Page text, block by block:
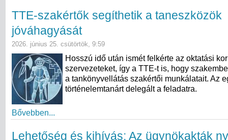
TTE-szakértők segíthetik a taneszközök
jóváhagyását
2026. június 25. csütörtök, 9:59
Hosszú idő után ismét felkérte az oktatási
szervezeteket, így a TTE-t is, hogy
a tankönyvellátás szakértői munkálatait. Az
történelemtanárt delegált a feladatra.
Bővebben...
Lehetőség és kihívás: Az ügynökakták